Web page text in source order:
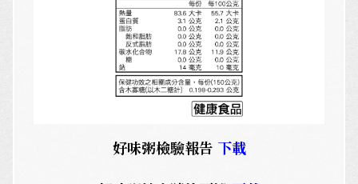
好味粥檢驗報告 下載